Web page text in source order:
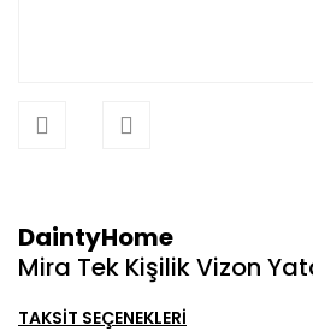
DaintyHome
Mira Tek Kişilik Vizon
TAKSİT SEÇENEKLERİ